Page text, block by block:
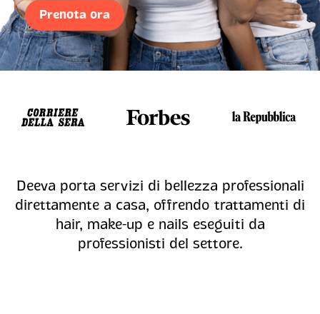
Prenota ora
Deeva porta servizi di bellezza professionali
direttamente a casa, offrendo trattamenti di
hair, make-up e nails eseguiti da
professionisti del settore.